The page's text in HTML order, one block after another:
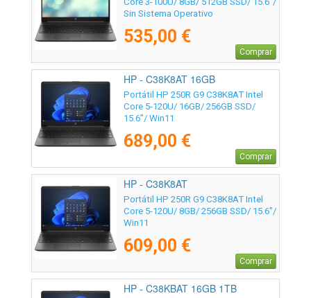
Sin Sistema Operativo
535,00 €
Comprar
HP - C38K8AT 16GB
Portátil HP 250R G9 C38K8AT Intel
Core 5-120U/ 16GB/ 256GB SSD/
15.6"/ Win11
689,00 €
Comprar
HP - C38K8AT
Portátil HP 250R G9 C38K8AT Intel
Core 5-120U/ 8GB/ 256GB SSD/ 15.6"/
Win11
609,00 €
Comprar
HP - C38KBAT 16GB 1TB